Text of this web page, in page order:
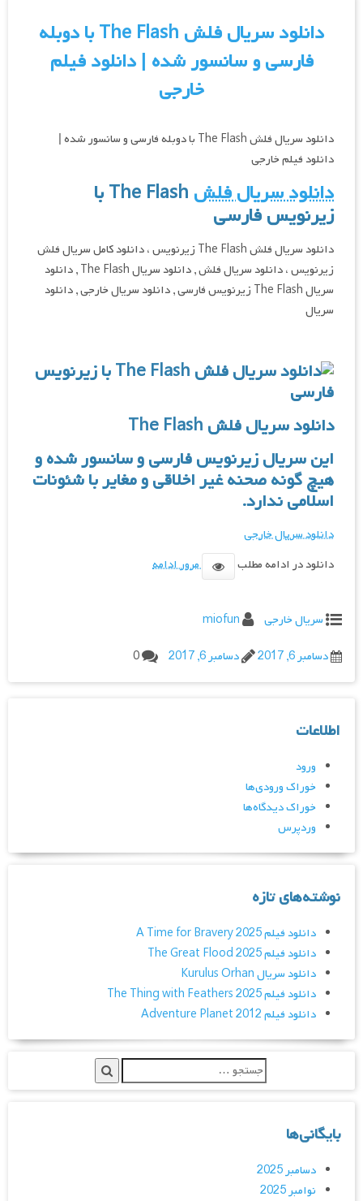
دانلود سریال فلش The Flash با دوبله
فارسی و سانسور شده | دانلود فیلم
خارجی
دانلود سریال فلش The Flash با دوبله فارسی و سانسور شده |
دانلود فیلم خارجی
دانلود سریال فلش با
زیرنویس فارسی
دانلود سریال فلش The Flash زیرنویس ، دانلود کامل سریال فلش
زیرنویس ، دانلود سریال فلش , دانلود سریال The Flash , دانلود
سریال The Flash زیرنویس فارسی , دانلود سریال خارجی , دانلود
سریال
دانلود سریال فلش The Flash
این سریال زیرنویس فارسی و سانسور شده و
هیچ گونه صحنه غیر اخلاقی و مغایر با شئونات
اسلامی ندارد.
دانلود سریال خارجی
دانلود در ادامه مطلب
مرور ادامه
سریال خارجی
miofun
دسامبر 6, 2017
دسامبر 6, 2017 0
اطلاعات
ورود
خوراک ورودی‌ها
خوراک دیدگاه‌ها
وردپرس
نوشته‌های تازه
دانلود فیلم A Time for Bravery 2025
دانلود فیلم The Great Flood 2025
دانلود سریال Kurulus Orhan
دانلود فیلم The Thing with Feathers 2025
دانلود فیلم Adventure Planet 2012
بایگانی‌ها
دسامبر 2025
نوامبر 2025